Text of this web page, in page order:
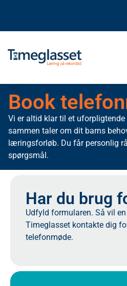
Book
Vi er altid klar til et
sammen taler om dit barns
læringsforløb. Du får personlig
spørgsmål.
Har du brug
Udfyld formularen. Så vil
Timeglasset kontakte dig
telefonmøde.